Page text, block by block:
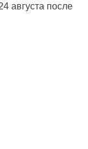
августа после